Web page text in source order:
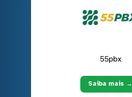
55pbx
Saiba mais →